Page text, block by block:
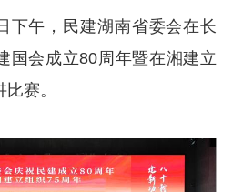
下午，民建湖南省委会在长
国会成立80周年暨在湘建立
赛。